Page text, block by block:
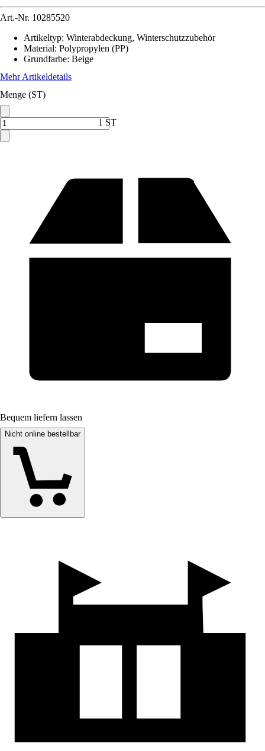
Art.-Nr. 10285520
Artikeltyp: Winterabdeckung, Winterschutzzubehör
Material: Polypropylen (PP)
Grundfarbe: Beige
Mehr Artikeldetails
Menge (ST)
1 ST
Bequem liefern lassen
Nicht online bestellbar